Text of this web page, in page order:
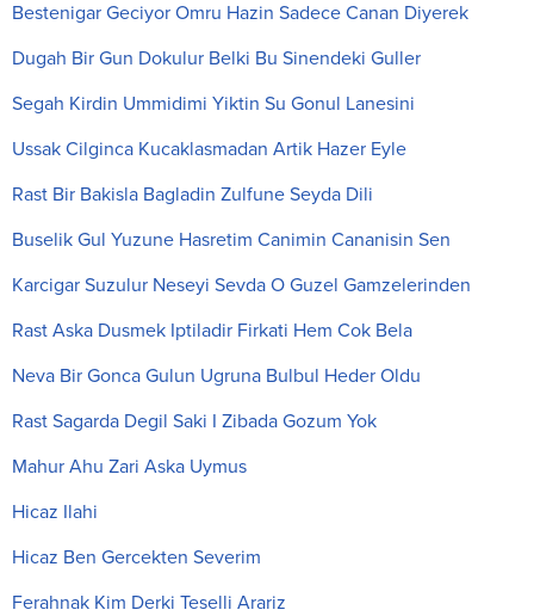
Bestenigar Geciyor Omru Hazin Sadece Canan Diyerek
Dugah Bir Gun Dokulur Belki Bu Sinendeki Guller
Segah Kirdin Ummidimi Yiktin Su Gonul Lanesini
Ussak Cilginca Kucaklasmadan Artik Hazer Eyle
Rast Bir Bakisla Bagladin Zulfune Seyda Dili
Buselik Gul Yuzune Hasretim Canimin Cananisin Sen
Karcigar Suzulur Neseyi Sevda O Guzel Gamzelerinden
Rast Aska Dusmek Iptiladir Firkati Hem Cok Bela
Neva Bir Gonca Gulun Ugruna Bulbul Heder Oldu
Rast Sagarda Degil Saki I Zibada Gozum Yok
Mahur Ahu Zari Aska Uymus
Hicaz Ilahi
Hicaz Ben Gercekten Severim
Ferahnak Kim Derki Teselli Arariz